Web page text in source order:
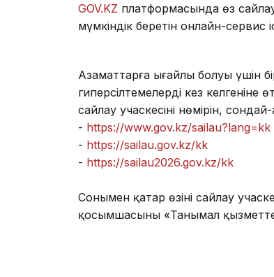
GOV.KZ платформасында өз сайлау
мүмкіндік беретін онлайн-сервис
Азаматтарға ыңғайлы болуы үшін
гиперсілтемелердің кез келгеніне
сайлау учаскесінің нөмірін,
- https://www.gov.kz/sailau?lang=kk
- https://sailau.gov.kz/kk
- https://sailau2026.gov.kz/kk
Сонымен қатар өзінің сайлау
қосымшасының «Танымал